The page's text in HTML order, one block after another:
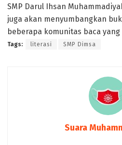
SMP Darul Ihsan
juga akan menyumbangkan
beberapa komunitas baca yang
Tags: literasi SMP Dimsa
Suara